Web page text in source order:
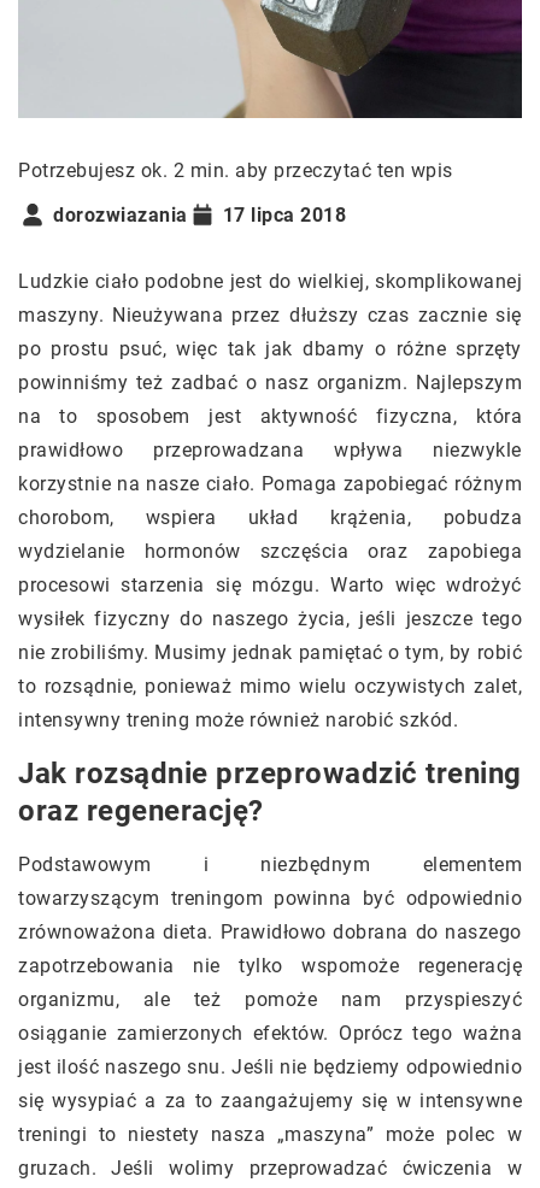
Potrzebujesz ok. 2 min. aby przeczytać ten wpis
dorozwiazania
17 lipca 2018
Ludzkie ciało podobne jest do wielkiej, skomplikowanej
maszyny. Nieużywana przez dłuższy czas zacznie się
po prostu psuć, więc tak jak dbamy o różne sprzęty
powinniśmy też zadbać o nasz organizm. Najlepszym
na to sposobem jest aktywność fizyczna, która
prawidłowo przeprowadzana wpływa niezwykle
korzystnie na nasze ciało. Pomaga zapobiegać różnym
chorobom, wspiera układ krążenia, pobudza
wydzielanie hormonów szczęścia oraz zapobiega
procesowi starzenia się mózgu. Warto więc wdrożyć
wysiłek fizyczny do naszego życia, jeśli jeszcze tego
nie zrobiliśmy. Musimy jednak pamiętać o tym, by robić
to rozsądnie, ponieważ mimo wielu oczywistych zalet,
intensywny trening może również narobić szkód.
Jak rozsądnie przeprowadzić trening
oraz regenerację?
Podstawowym i niezbędnym elementem
towarzyszącym treningom powinna być odpowiednio
zrównoważona dieta. Prawidłowo dobrana do naszego
zapotrzebowania nie tylko wspomoże regenerację
organizmu, ale też pomoże nam przyspieszyć
osiąganie zamierzonych efektów. Oprócz tego ważna
jest ilość naszego snu. Jeśli nie będziemy odpowiednio
się wysypiać a za to zaangażujemy się w intensywne
treningi to niestety nasza „maszyna” może polec w
gruzach. Jeśli wolimy przeprowadzać ćwiczenia w